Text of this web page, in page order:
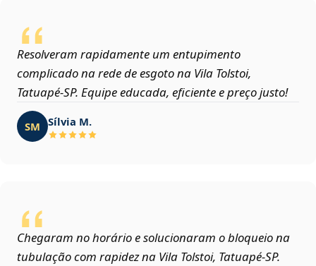
Resolveram rapidamente um entupimento
complicado na rede de esgoto na Vila Tolstoi,
Tatuapé‑SP. Equipe educada, eficiente e preço justo!
SM Sílvia M.
Chegaram no horário e solucionaram o bloqueio na
tubulação com rapidez na Vila Tolstoi, Tatuapé‑SP.